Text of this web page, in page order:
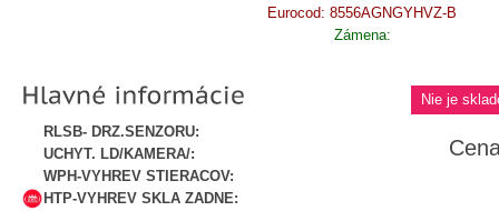
Eurocod: 8556AGNGYHVZ-B
Zámena:
RLSB- DRZ.SENZORU:
UCHYT. LD/KAMERA/:
WPH-VYHREV STIERACOV:
HTP-VYHREV SKLA ZADNE:
Nie je